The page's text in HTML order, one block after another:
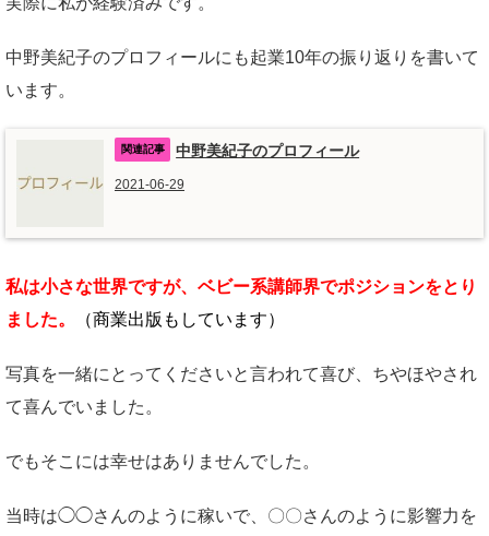
中野美紀子のプロフィールにも起業10年の振り返りを書いて
います。
中野美紀子のプロフィール
2021-06-29
私は小さな世界ですが、ベビー系講師界でポジションをとり
ました。
（商業出版もしています）
写真を一緒にとってくださいと言われて喜び、ちやほやされ
て喜んでいました。
でもそこには幸せはありませんでした。
当時は◯◯さんのように稼いで、〇〇さんのように影響力を